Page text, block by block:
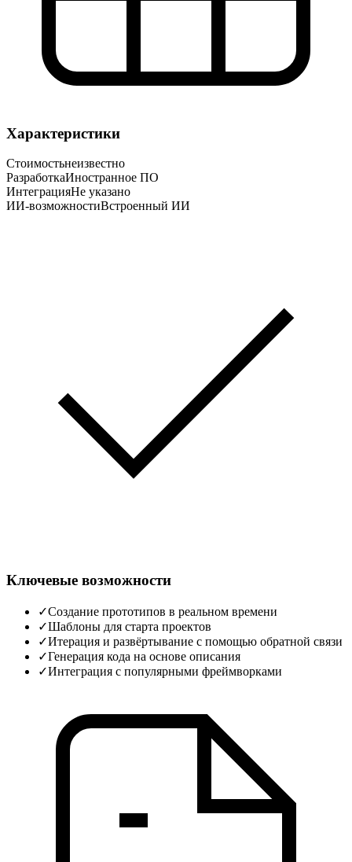
Характеристики
Стоимостьнеизвестно
РазработкаИностранное ПО
ИнтеграцияНе указано
ИИ-возможностиВстроенный ИИ
Ключевые возможности
✓Создание прототипов в реальном времени
✓Шаблоны для старта проектов
✓Итерация и развёртывание с помощью обратной связи
✓Генерация кода на основе описания
✓Интеграция с популярными фреймворками